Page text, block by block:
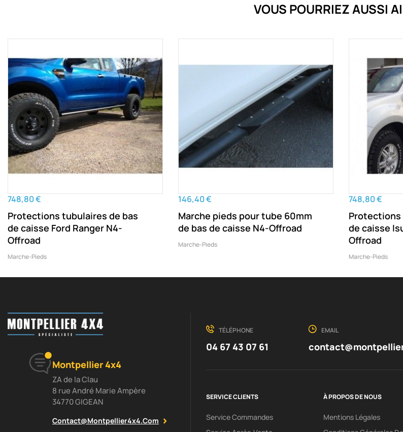
VOUS POURRIEZ AUSSI
748,80 €
Protections tubulaires de bas
de caisse Ford Ranger N4-
Offroad
Marche-Pieds
146,40 €
Marche pieds pour tube 60mm
de bas de caisse N4-Offroad
Marche-Pieds
748,80 €
Protections
de caisse
Offroad
Marche-Pieds
Montpellier 4x4
ZA de la Clau
8 rue André Marie Ampère
34770 GIGEAN
Contact@montpellier4x4.com
TÉLÉPHONE
04 67 43 07 61
EMAIL
SERVICE CLIENTS
Service Commandes
À PROPOS DE NOUS
Mentions Légales